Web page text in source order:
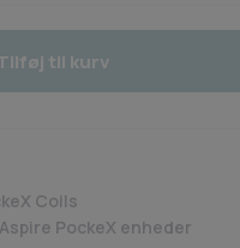
til kurv
Coils
PockeX enheder